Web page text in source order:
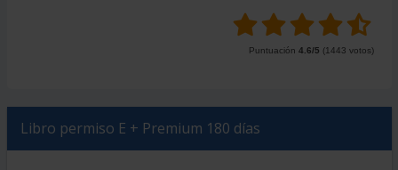
Puntuación 4.6/5 (1443 votos)
Libro permiso E + Premium 180 días